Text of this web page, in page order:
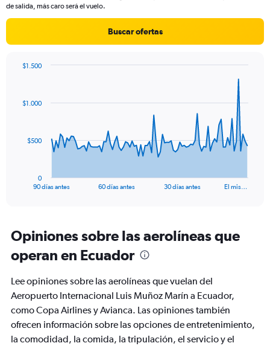
values.
de salida, más caro será el vuelo.
Buscar ofertas
data
The
Range:
91
categories.
The
chart
1
Y
axis
displaying
90 días antes 60 días antes 30 días antes El mis…
0
$500
$1.000
$1.500
Opiniones sobre las aerolíneas que
operan en Ecuador
Lee opiniones sobre las aerolíneas que vuelan del
Aeropuerto Internacional Luis Muñoz Marín a Ecuador,
como Copa Airlines y Avianca. Las opiniones también
ofrecen información sobre las opciones de entretenimiento,
la comodidad, la comida, la tripulación, el servicio y el